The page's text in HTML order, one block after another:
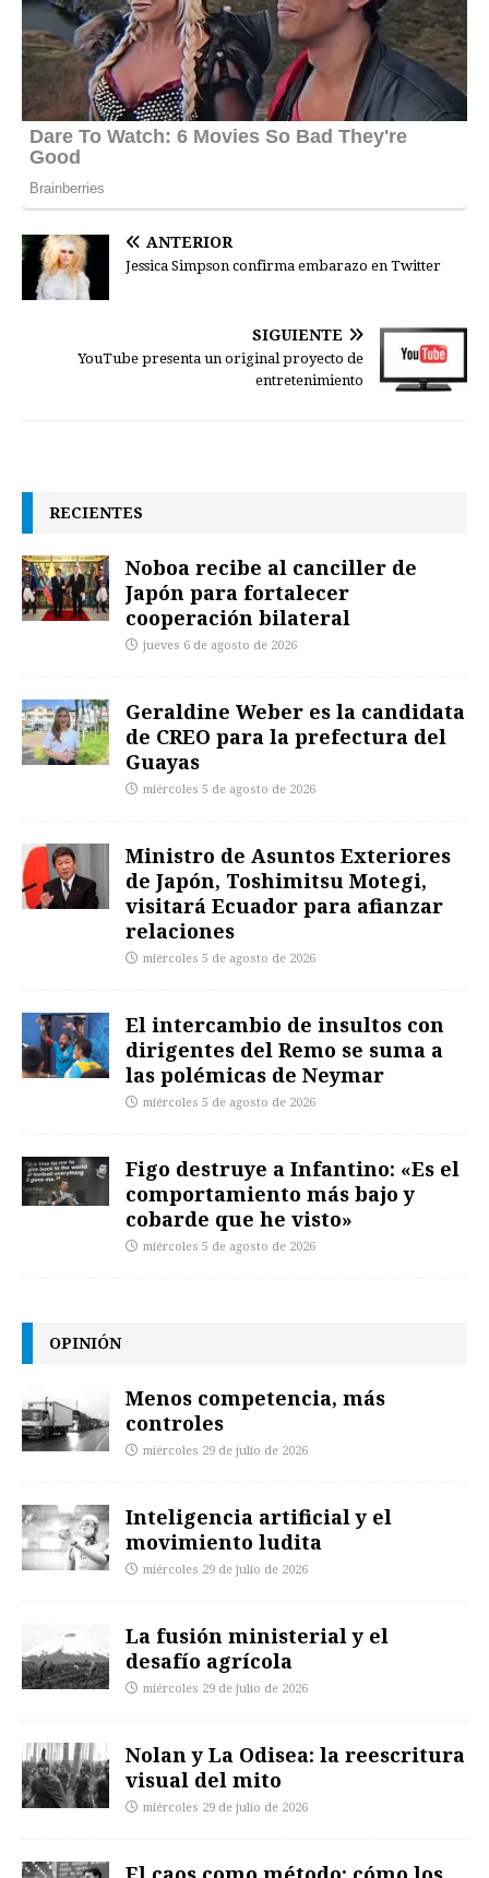
ANTERIOR
Jessica Simpson confirma embarazo en Twitter
SIGUIENTE
YouTube presenta un original proyecto de
entretenimiento
RECIENTES
Noboa recibe al canciller de
Japón para fortalecer
cooperación bilateral
jueves 6 de agosto de 2026
Geraldine Weber es la candidata
de CREO para la prefectura del
Guayas
miércoles 5 de agosto de 2026
Ministro de Asuntos Exteriores
de Japón, Toshimitsu Motegi,
visitará Ecuador para afianzar
relaciones
miércoles 5 de agosto de 2026
El intercambio de insultos con
dirigentes del Remo se suma a
las polémicas de Neymar
miércoles 5 de agosto de 2026
Figo destruye a Infantino: «Es el
comportamiento más bajo y
cobarde que he visto»
miércoles 5 de agosto de 2026
OPINIÓN
Menos competencia, más
controles
miércoles 29 de julio de 2026
Inteligencia artificial y el
movimiento ludita
miércoles 29 de julio de 2026
La fusión ministerial y el
desafío agrícola
miércoles 29 de julio de 2026
Nolan y La Odisea: la reescritura
visual del mito
miércoles 29 de julio de 2026